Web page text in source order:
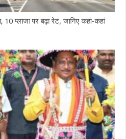
प्लाजा पर बढ़ा रेट, जानिए कहां-कहां